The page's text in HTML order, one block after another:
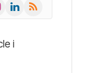
LinkedIn
RSS
i